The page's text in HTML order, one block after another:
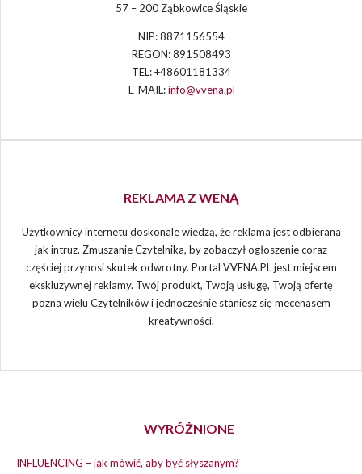
57 – 200 Ząbkowice Śląskie
NIP: 8871156554
REGON: 891508493
TEL: +48601181334
E-MAIL:info@vvena.pl
REKLAMA Z WENĄ
Użytkownicy internetu doskonale wiedzą, że reklama jest odbierana
jak intruz. Zmuszanie Czytelnika, by zobaczył ogłoszenie coraz
częściej przynosi skutek odwrotny. Portal VVENA.PL jest miejscem
ekskluzywnej reklamy. Twój produkt, Twoją usługę, Twoją ofertę
pozna wielu Czytelników i jednocześnie staniesz się mecenasem
kreatywności.
WYRÓŻNIONE
INFLUENCING – jak mówić, aby być słyszanym?